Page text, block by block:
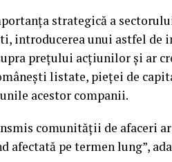
strategică a
introducerea unui astfel de
preţului acţiunilor şi ar
listate, pieţei de
acestor companii.
comunităţii de afaceri
afectată pe termen lung”,